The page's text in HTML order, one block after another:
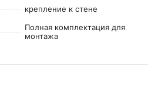
крепление к стене
Полная комплектация для
монтажа